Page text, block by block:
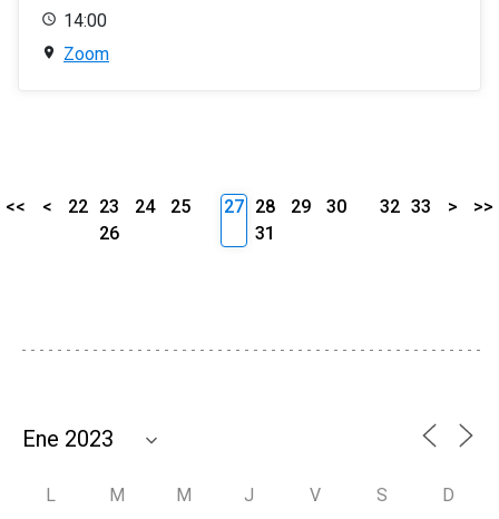
14:00
Zoom
<< < 22 23 24
25
26
27 28 29
30
31
32 33 > >>
L M M J V S D